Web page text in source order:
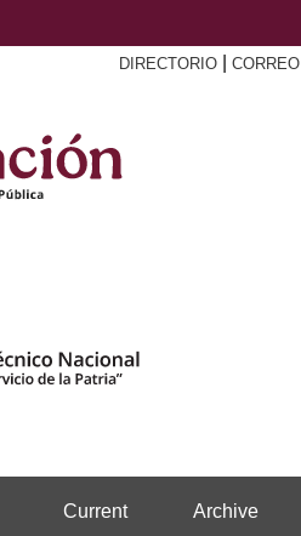
DIRECTORIO CORREO
Current Archive